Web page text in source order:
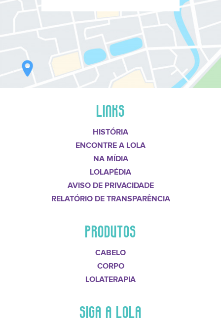
LINKS
HISTÓRIA
ENCONTRE A LOLA
NA MÍDIA
LOLAPÉDIA
AVISO DE PRIVACIDADE
RELATÓRIO DE TRANSPARÊNCIA
PRODUTOS
CABELO
CORPO
LOLATERAPIA
SIGA A LOLA